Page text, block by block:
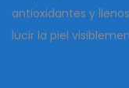
antioxidantes y
lucir la piel